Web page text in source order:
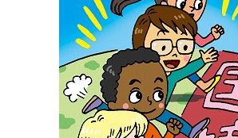
大学・短大以外の資料から請求
専門学校の資料請求 大学院